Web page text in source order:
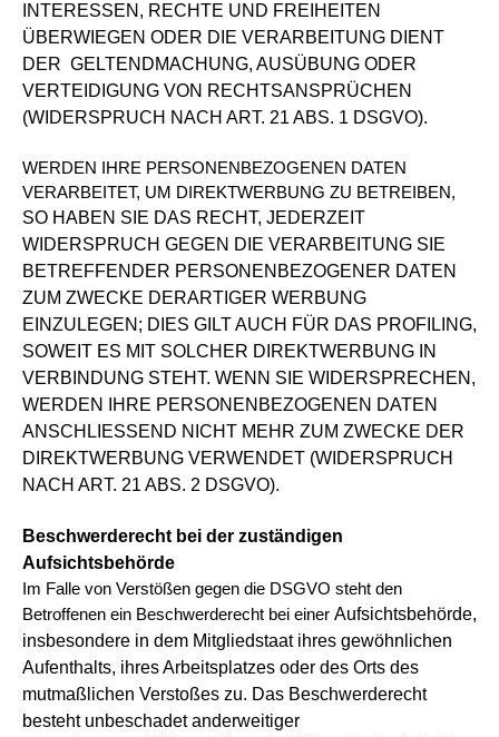
INTERESSEN, RECHTE UND FREIHEITEN
ÜBERWIEGEN ODER DIE VERARBEITUNG DIENT
DER GELTENDMACHUNG, AUSÜBUNG ODER
VERTEIDIGUNG VON RECHTSANSPRÜCHEN
(WIDERSPRUCH NACH ART. 21 ABS. 1 DSGVO).
WERDEN IHRE PERSONENBEZOGENEN DATEN
VERARBEITET, UM DIREKTWERBUNG ZU BETREIBEN,
SO HABEN SIE DAS RECHT, JEDERZEIT
WIDERSPRUCH GEGEN DIE VERARBEITUNG SIE
BETREFFENDER PERSONENBEZOGENER DATEN
ZUM ZWECKE DERARTIGER WERBUNG
EINZULEGEN; DIES GILT AUCH FÜR DAS PROFILING,
SOWEIT ES MIT SOLCHER DIREKTWERBUNG IN
VERBINDUNG STEHT. WENN SIE WIDERSPRECHEN,
WERDEN IHRE PERSONENBEZOGENEN DATEN
ANSCHLIESSEND NICHT MEHR ZUM ZWECKE DER
DIREKTWERBUNG VERWENDET (WIDERSPRUCH
NACH ART. 21 ABS. 2 DSGVO).
Beschwerderecht bei der zuständigen
Aufsichtsbehörde
Im Falle von Verstößen gegen die DSGVO steht den
Betroffenen ein Beschwerderecht bei einer Aufsichtsbehörde,
insbesondere in dem Mitgliedstaat ihres gewöhnlichen
Aufenthalts, ihres Arbeitsplatzes oder des Orts des
mutmaßlichen Verstoßes zu. Das Beschwerderecht
besteht unbeschadet anderweitiger